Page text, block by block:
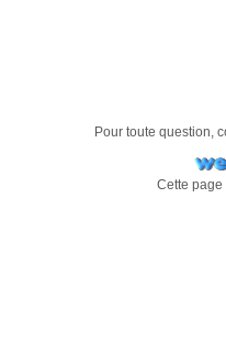
Pour toute question,
Cette page